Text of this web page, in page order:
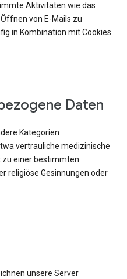
Aktivitäten wie das
von E-Mails zu
in Kombination mit Cookies
Daten
Kategorien
vertrauliche medizinische
zu einer bestimmten
religiöse Gesinnungen oder
unsere Server